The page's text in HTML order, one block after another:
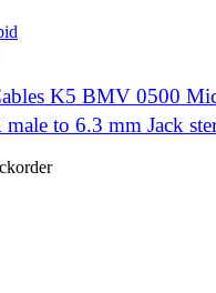
K5 BMV 0500
to 6.3 mm Jack